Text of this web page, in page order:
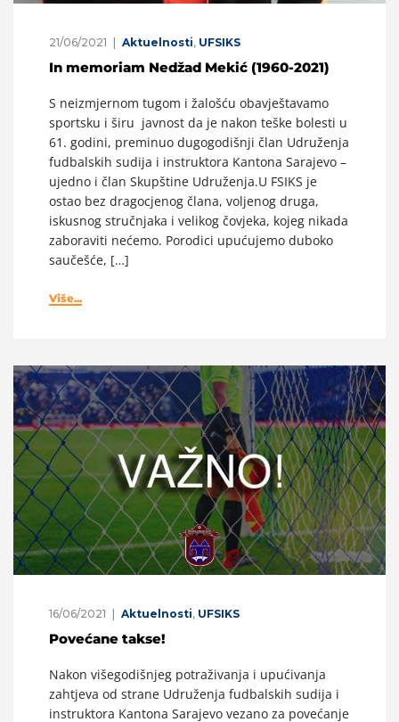
21/06/2021 Aktuelnosti, UFSIKS
In memoriam Nedžad Mekić (1960-2021)
S neizmjernom tugom i žalošću obavještavamo
sportsku i širu javnost da je nakon teške bolesti u
61. godini, preminuo dugogodišnji član Udruženja
fudbalskih sudija i instruktora Kantona Sarajevo –
ujedno i član Skupštine Udruženja.U FSIKS je
ostao bez dragocjenog člana, voljenog druga,
iskusnog stručnjaka i velikog čovjeka, kojeg nikada
zaboraviti nećemo. Porodici upućujemo duboko
saučešće, […]
Više...
16/06/2021 Aktuelnosti, UFSIKS
Povećane takse!
Nakon višegodišnjeg potraživanja i upućivanja
zahtjeva od strane Udruženja fudbalskih sudija i
instruktora Kantona Sarajevo vezano za povećanje